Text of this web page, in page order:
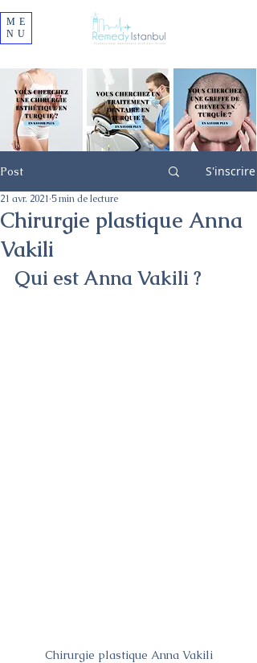
ME
NU
Post S'inscrire
Chirurgie plastique Anna
Vakili
21 avr. 2021 5 min de lecture
Qui est Anna Vakili ?
Chirurgie plastique Anna Vakili